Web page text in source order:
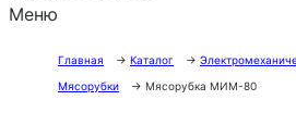
Меню
Главная → Каталог →
Мясорубки
→ Мясорубка МИМ-80